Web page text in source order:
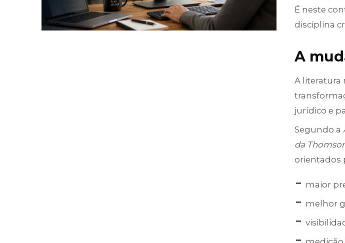
É neste
disciplina
A
A literatura
jurídico e
Segundo a
da
orientados
maior
melhor